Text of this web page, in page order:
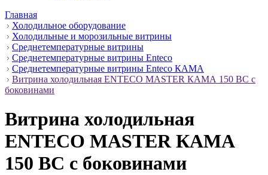
Главная
Холодильное оборудование
Холодильные и морозильные витрины
Среднетемпературные витрины
Среднетемпературные витрины Enteco
Среднетемпературные витрины Enteco КАМА
Витрина холодильная ENTECO MASTER КАМА 150 BC с
боковинами
Витрина холодильная
ENTECO MASTER КАМА
150 BC с боковинами